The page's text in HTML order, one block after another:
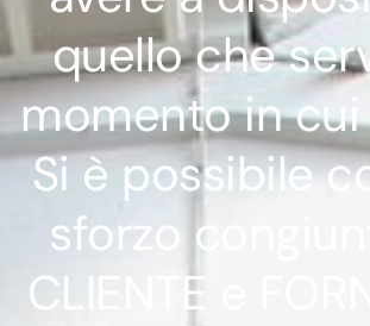
quello che
momento in cui
Si è possibile
sforzo
CLIENTE e